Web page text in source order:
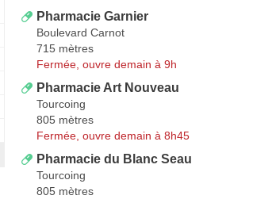
Pharmacie Garnier
Boulevard Carnot
715 mètres
Fermée, ouvre demain à 9h
Pharmacie Art Nouveau
Tourcoing
805 mètres
Fermée, ouvre demain à 8h45
Pharmacie du Blanc Seau
Tourcoing
805 mètres